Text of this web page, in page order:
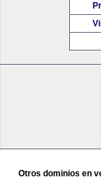
Otros dominios en